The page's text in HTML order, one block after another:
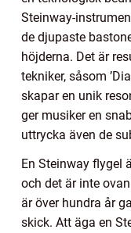
Steinway-
de djupaste
höjderna. Det är
tekniker, såsom
skapar en unik
ger musiker en
uttrycka även de
En Steinway flygel
och det är inte
är över hundra år
skick. Att äga en